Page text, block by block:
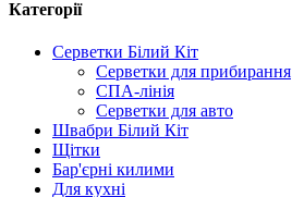
Категорії
Серветки Білий Кіт
Серветки для прибирання
СПА-лінія
Серветки для авто
Швабри Білий Кіт
Щітки
Бар'єрні килими
Для кухні